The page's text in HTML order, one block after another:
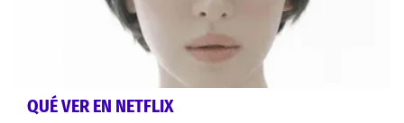
QUÉ VER EN NETFLIX